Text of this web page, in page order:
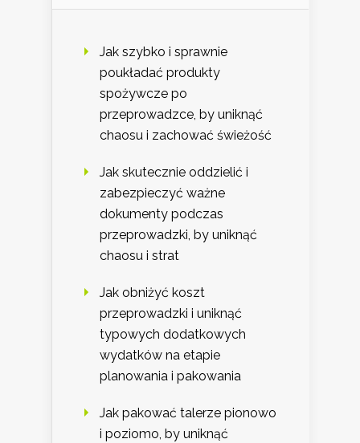
Jak szybko i sprawnie
poukładać produkty
spożywcze po
przeprowadzce, by uniknąć
chaosu i zachować świeżość
Jak skutecznie oddzielić i
zabezpieczyć ważne
dokumenty podczas
przeprowadzki, by uniknąć
chaosu i strat
Jak obniżyć koszt
przeprowadzki i uniknąć
typowych dodatkowych
wydatków na etapie
planowania i pakowania
Jak pakować talerze pionowo
i poziomo, by uniknąć